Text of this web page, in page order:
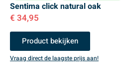
Sentima click natural oak
€ 34,95
Product bekijken
Vraag direct de laagste prijs aan!